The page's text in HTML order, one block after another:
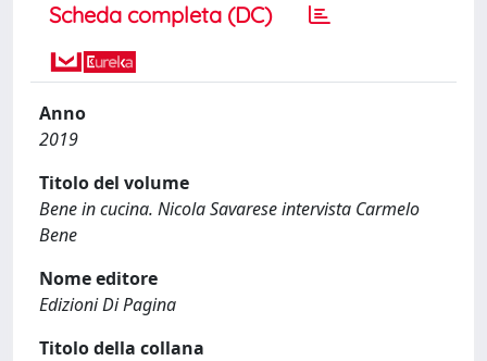
Scheda completa (DC)
Anno
2019
Titolo del volume
Bene in cucina. Nicola Savarese intervista Carmelo
Bene
Nome editore
Edizioni Di Pagina
Titolo della collana